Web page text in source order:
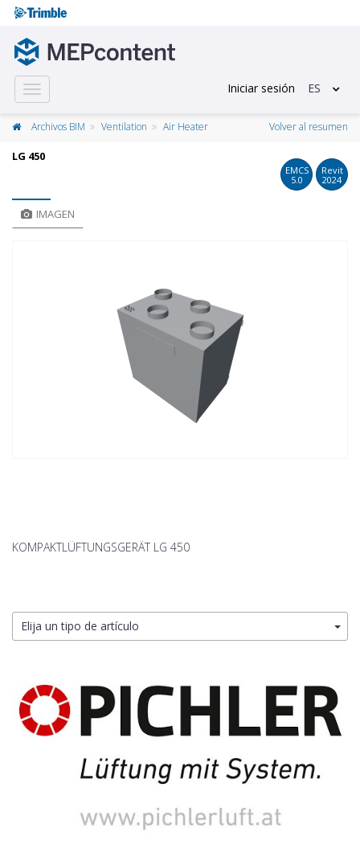
Toggle
navigation
Iniciar sesión ES
Archivos BIM Ventilation Air Heater Volver al resumen
LG 450
EMCS
5.0
Revit
2024
IMAGEN
KOMPAKTLÜFTUNGSGERÄT LG 450
Elija un tipo de artículo